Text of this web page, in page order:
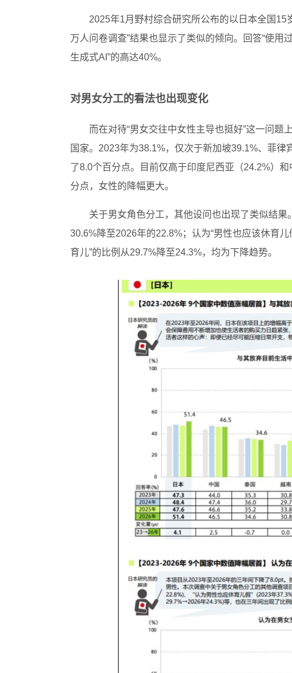
2025年1月野村综合研究所公布的以日本全国15
万人问卷调查”结果也显示了类似的倾向。回答“使用
生成式AI”的高达40%。
对男女分工的看法也出现变化
而在对待“男女交往中女性主导也挺好”这一问
国家。2023年为38.1%，仅次于新加坡39.1%、菲
了8.0个百分点。目前仅高于印度尼西亚（24.2%）
分点，女性的降幅更大。
关于男女角色分工，其他设问也出现了类似结果
30.6%降至2026年的22.8%；认为“男性也应该休育
育儿”的比例从29.7%降至24.3%，均为下降趋势。